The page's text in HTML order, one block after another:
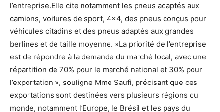
l’entreprise.Elle cite notamment les pneus adaptés aux
camions, voitures de sport, 4×4, des pneus conçus pour
véhicules citadins et des pneus adaptés aux grandes
berlines et de taille moyenne. »La priorité de l’entreprise
est de répondre à la demande du marché local, avec une
répartition de 70% pour le marché national et 30% pour
l’exportation », souligne Mme Saufi, précisant que ces
exportations sont destinées vers plusieurs régions du
monde, notamment l’Europe, le Brésil et les pays du